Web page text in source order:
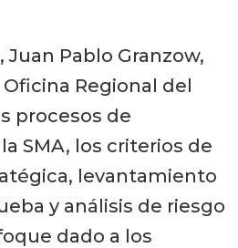
Juan Pablo Granzow,
Regional del
procesos de
SMA, los criterios de
levantamiento
y análisis de riesgo
dado a los